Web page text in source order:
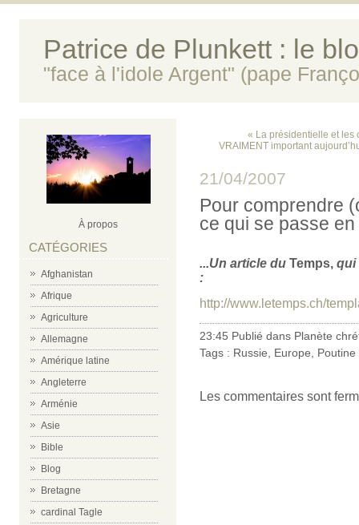
Patrice de Plunkett : le
"face à l'idole Argent" (pape
À propos
CATÉGORIES
Afghanistan
Afrique
Agriculture
Allemagne
Amérique latine
Angleterre
Arménie
Asie
Bible
Blog
Bretagne
cardinal Tagle
« La présidentielle et les
VRAIMENT important
21/04/2007
Pour comprendre
ce qui se passe
...Un article du Temps, qui
:
http://www.letemps.ch/
23:45 Publié dans Planète
Tags : Russie Europe Poutine
Les commentaires sont